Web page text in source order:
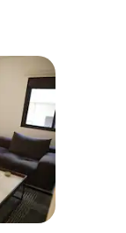
: 4,74 sur 5